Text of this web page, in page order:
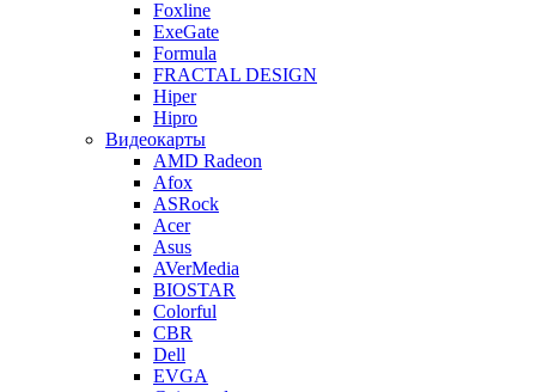
Foxline
ExeGate
Formula
FRACTAL DESIGN
Hiper
Hipro
Видеокарты
AMD Radeon
Afox
ASRock
Acer
Asus
AVerMedia
BIOSTAR
Colorful
CBR
Dell
EVGA